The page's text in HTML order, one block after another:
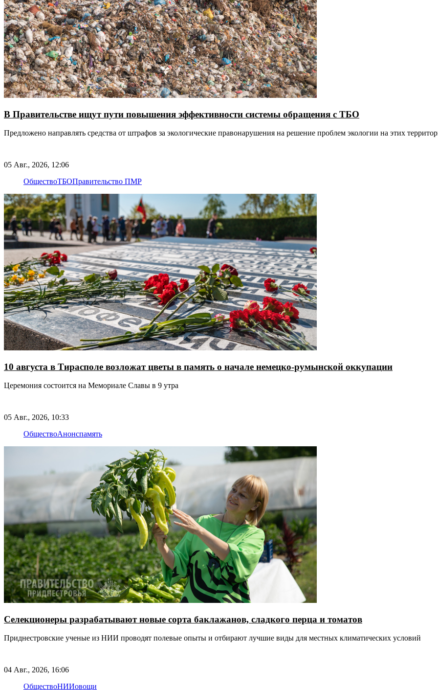
В Правительстве ищут пути повышения эффективности системы обращения с ТБО
Предложено направлять средства от штрафов за экологические правонарушения на решение проблем экологии на этих
05 Авг., 2026, 12:06
ОбществоТБОПравительство ПМР
10 августа в Тирасполе возложат цветы в память о начале немецко-румынской оккупации
Церемония состоится на Мемориале Славы в 9 утра
05 Авг., 2026, 10:33
ОбществоАнонспамять
Селекционеры разрабатывают новые сорта баклажанов, сладкого перца и томатов
Приднестровские ученые из НИИ проводят полевые опыты и отбирают лучшие виды для местных климатических условий
04 Авг., 2026, 16:06
ОбществоНИИовощи